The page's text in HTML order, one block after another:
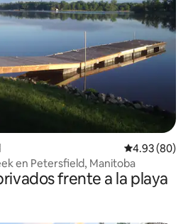
Calificación
4.93 (80)
en Petersfield, Manitoba
frente a la playa